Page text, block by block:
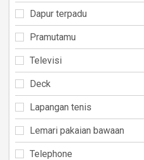
Dapur terpadu
Pramutamu
Televisi
Deck
Lapangan tenis
Lemari pakaian bawaan
Telephone